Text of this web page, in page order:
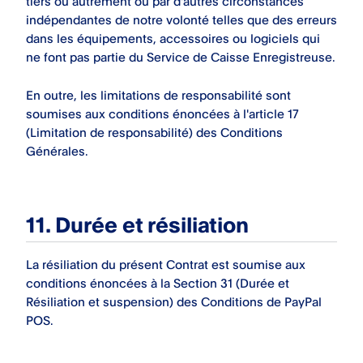
indépendantes de notre volonté telles que des erreurs
dans les équipements, accessoires ou logiciels qui
ne font pas partie du Service de Caisse Enregistreuse.
En outre, les limitations de responsabilité sont
soumises aux conditions énoncées à l'article 17
(Limitation de responsabilité) des Conditions
Générales.
11. Durée et résiliation
La résiliation du présent Contrat est soumise aux
conditions énoncées à la Section 31 (Durée et
Résiliation et suspension) des Conditions de PayPal
POS.